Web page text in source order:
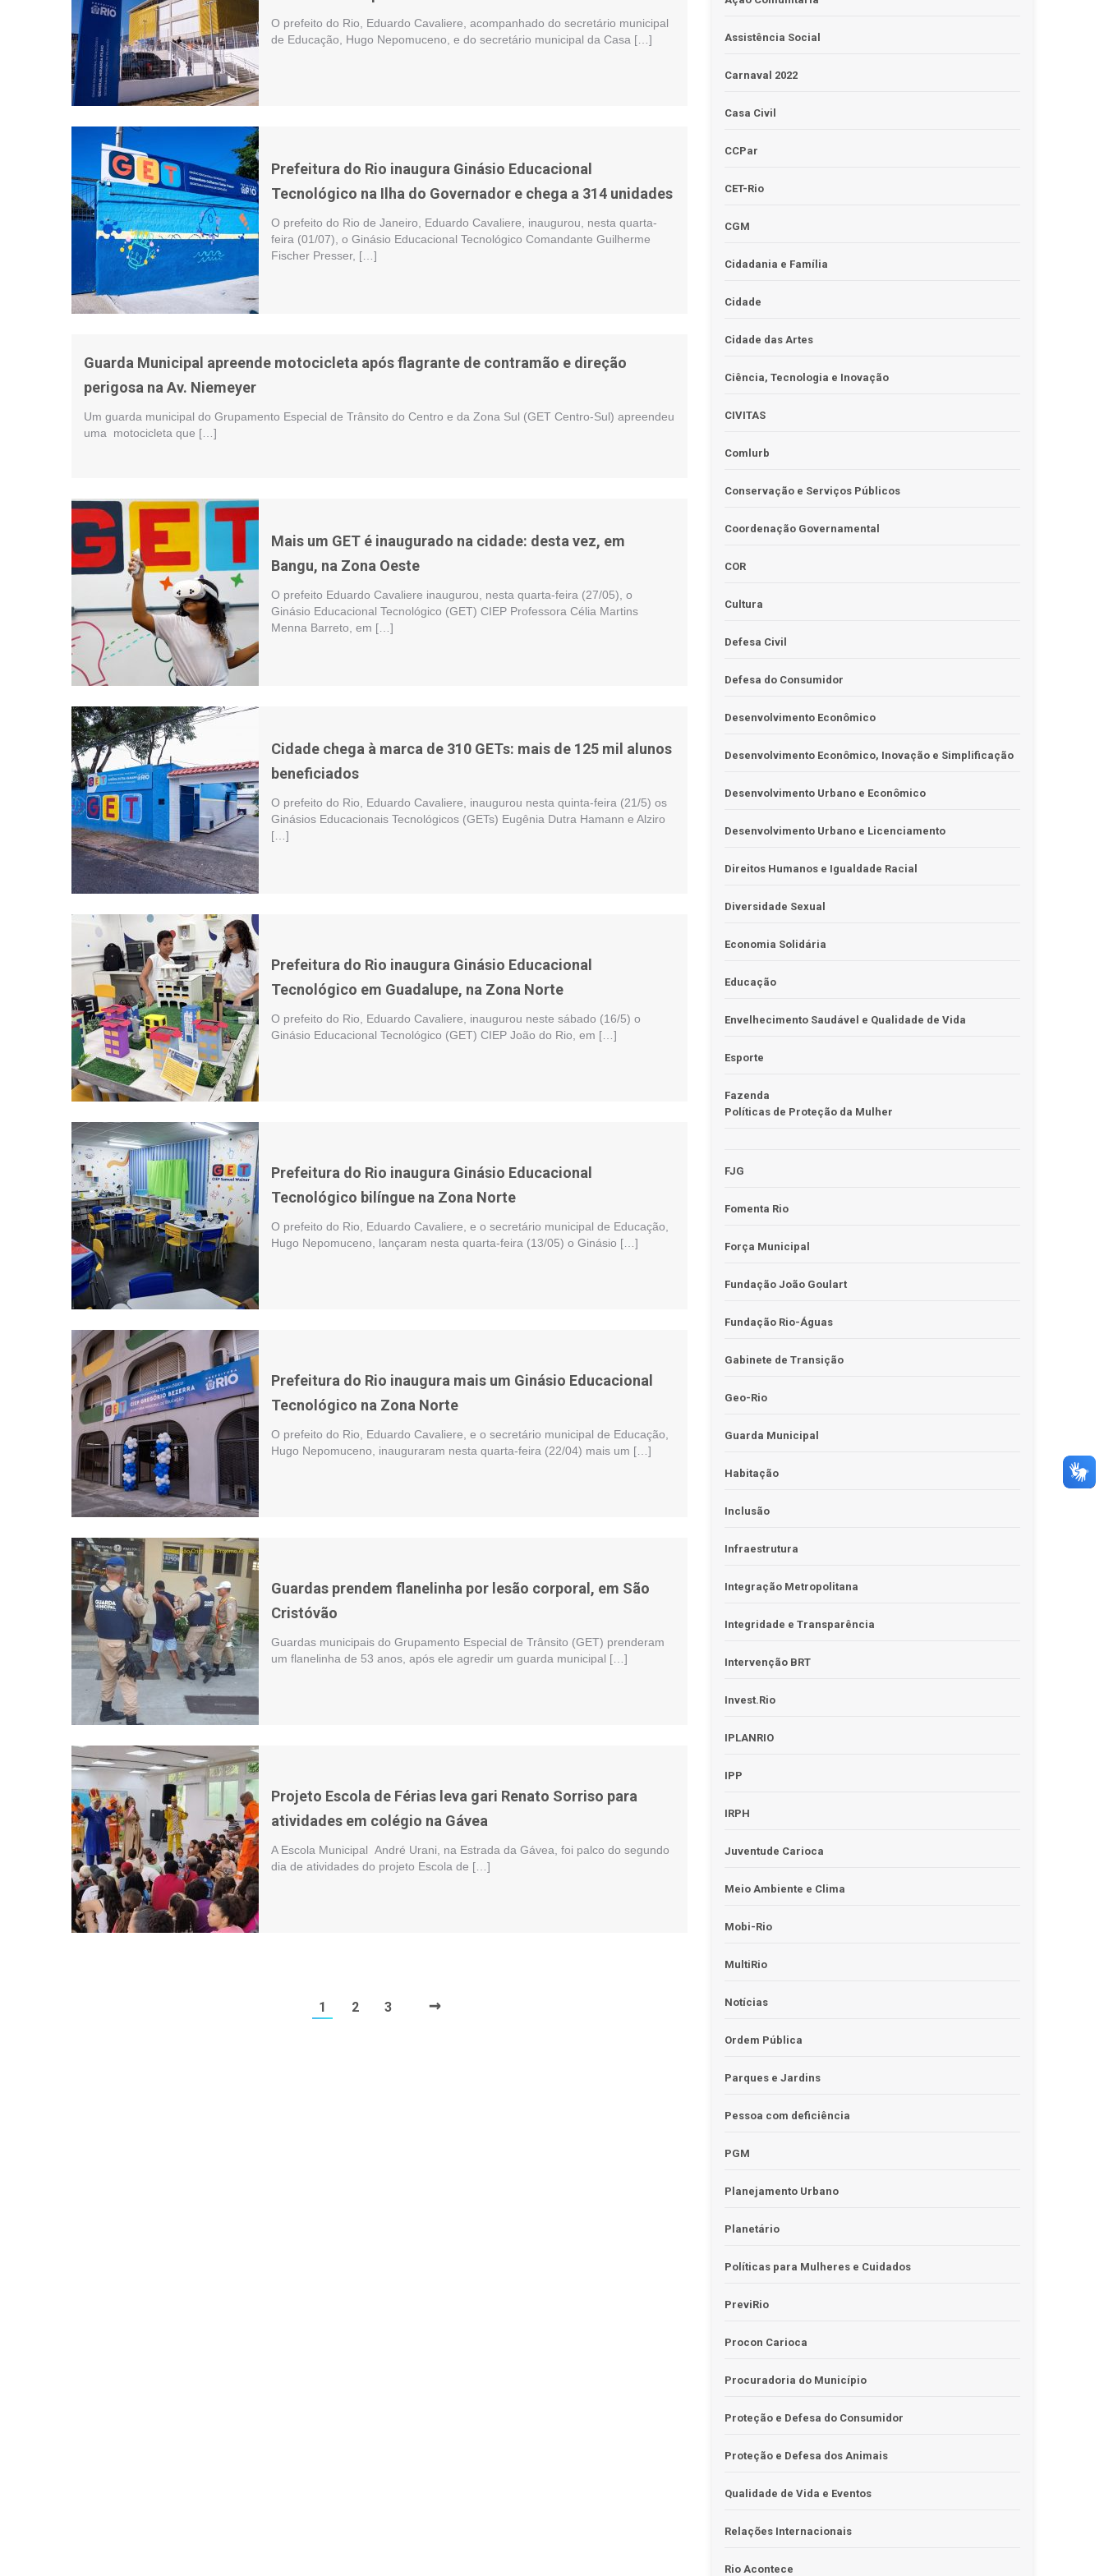
O prefeito do Rio, Eduardo Cavaliere, acompanhado do secretário municipal
de Educação, Hugo Nepomuceno, e do secretário municipal da Casa […]
Prefeitura do Rio inaugura Ginásio Educacional
Tecnológico na Ilha do Governador e chega a 314 unidades
O prefeito do Rio de Janeiro, Eduardo Cavaliere, inaugurou, nesta quarta-
feira (01/07), o Ginásio Educacional Tecnológico Comandante Guilherme
Fischer Presser, […]
Guarda Municipal apreende motocicleta após flagrante de contramão e direção
perigosa na Av. Niemeyer
Um guarda municipal do Grupamento Especial de Trânsito do Centro e da Zona Sul (GET Centro-Sul) apreendeu
uma motocicleta que […]
Mais um GET é inaugurado na cidade: desta vez, em
Bangu, na Zona Oeste
O prefeito Eduardo Cavaliere inaugurou, nesta quarta-feira (27/05), o
Ginásio Educacional Tecnológico (GET) CIEP Professora Célia Martins
Menna Barreto, em […]
Cidade chega à marca de 310 GETs: mais de 125 mil alunos
beneficiados
O prefeito do Rio, Eduardo Cavaliere, inaugurou nesta quinta-feira (21/5) os
Ginásios Educacionais Tecnológicos (GETs) Eugênia Dutra Hamann e Alziro
[…]
Prefeitura do Rio inaugura Ginásio Educacional
Tecnológico em Guadalupe, na Zona Norte
O prefeito do Rio, Eduardo Cavaliere, inaugurou neste sábado (16/5) o
Ginásio Educacional Tecnológico (GET) CIEP João do Rio, em […]
Prefeitura do Rio inaugura Ginásio Educacional
Tecnológico bilíngue na Zona Norte
O prefeito do Rio, Eduardo Cavaliere, e o secretário municipal de Educação,
Hugo Nepomuceno, lançaram nesta quarta-feira (13/05) o Ginásio […]
Prefeitura do Rio inaugura mais um Ginásio Educacional
Tecnológico na Zona Norte
O prefeito do Rio, Eduardo Cavaliere, e o secretário municipal de Educação,
Hugo Nepomuceno, inauguraram nesta quarta-feira (22/04) mais um […]
Guardas prendem flanelinha por lesão corporal, em São
Cristóvão
Guardas municipais do Grupamento Especial de Trânsito (GET) prenderam
um flanelinha de 53 anos, após ele agredir um guarda municipal […]
Projeto Escola de Férias leva gari Renato Sorriso para
atividades em colégio na Gávea
A Escola Municipal André Urani, na Estrada da Gávea, foi palco do segundo
dia de atividades do projeto Escola de […]
1 2 3 →
Assistência Social
Carnaval 2022
Casa Civil
CCPar
CET-Rio
CGM
Cidadania e Família
Cidade
Cidade das Artes
Ciência, Tecnologia e Inovação
CIVITAS
Comlurb
Conservação e Serviços Públicos
Coordenação Governamental
COR
Cultura
Defesa Civil
Defesa do Consumidor
Desenvolvimento Econômico
Desenvolvimento Econômico, Inovação e Simplificação
Desenvolvimento Urbano e Econômico
Desenvolvimento Urbano e Licenciamento
Direitos Humanos e Igualdade Racial
Diversidade Sexual
Economia Solidária
Educação
Envelhecimento Saudável e Qualidade de Vida
Esporte
Fazenda
Políticas de Proteção da Mulher
FJG
Fomenta Rio
Força Municipal
Fundação João Goulart
Fundação Rio-Águas
Gabinete de Transição
Geo-Rio
Guarda Municipal
Habitação
Inclusão
Infraestrutura
Integração Metropolitana
Integridade e Transparência
Intervenção BRT
Invest.Rio
IPLANRIO
IPP
IRPH
Juventude Carioca
Meio Ambiente e Clima
Mobi-Rio
MultiRio
Notícias
Ordem Pública
Parques e Jardins
Pessoa com deficiência
PGM
Planejamento Urbano
Planetário
Políticas para Mulheres e Cuidados
PreviRio
Procon Carioca
Procuradoria do Município
Proteção e Defesa do Consumidor
Proteção e Defesa dos Animais
Qualidade de Vida e Eventos
Relações Internacionais
Rio Acontece